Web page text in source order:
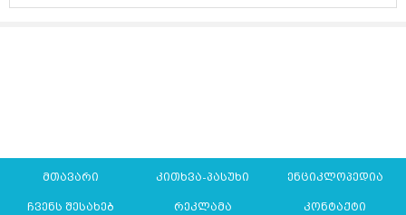
მთავარი კითხვა-პასუხი ენციკლოპედია
ჩვენს შესახებ რეკლამა კონტაქტი